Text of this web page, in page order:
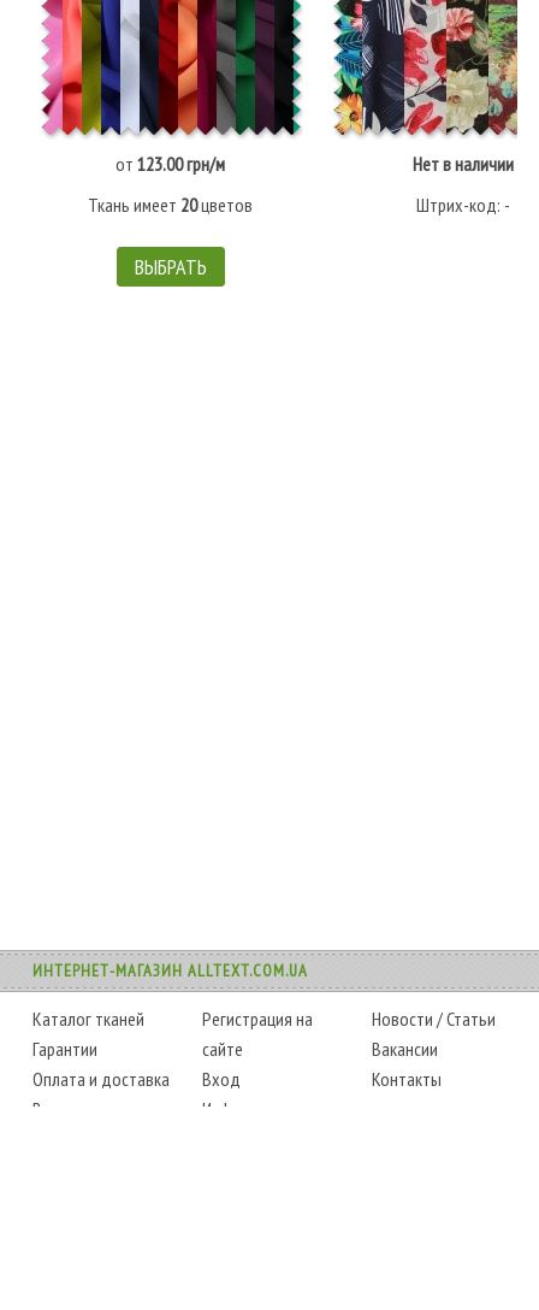
от123.00 грн/м
Ткань имеет 20цветов
ВЫБРАТЬ
Нет в наличии
Штрих-код: -
ИНТЕРНЕТ-МАГАЗИН ALLTEXT.COM.UA
Каталог тканей
Гарантии
Оплата и доставка
Возврат товара
Регистрация на
сайте
Вход
Информация
Новости /Статьи
Вакансии
Контакты